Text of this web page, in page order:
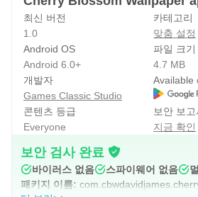
최신 버전
1.0
카테고리
맞춤 설정
Android OS
Android 6.0+
파일 크기
4.7 MB
개발자
Games Classic Studio
Available
콘텐츠 등급
Everyone
보안 보고
지금 확인
보안 검사 완료
바이러스 없음 스파이웨어 없음
패키지 이름: